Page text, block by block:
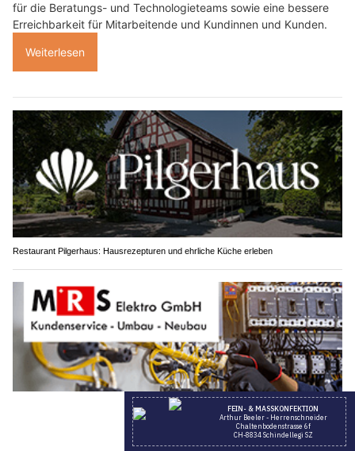
für die Beratungs- und Technologieteams sowie eine bessere
Erreichbarkeit für Mitarbeitende und Kundinnen und Kunden.
Weiterlesen
Restaurant Pilgerhaus: Hausrezepturen und ehrliche Küche erleben
MRS Elektro GmbH, Pratteln BL: Moderne Elektrolösungen vom Fachbetrieb